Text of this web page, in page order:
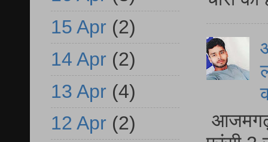
आजमगढ़
15 Apr (2)
14 Apr (2)
13 Apr (4)
12 Apr (2)